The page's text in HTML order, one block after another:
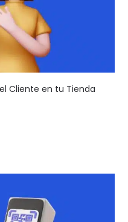
Cliente en tu Tienda